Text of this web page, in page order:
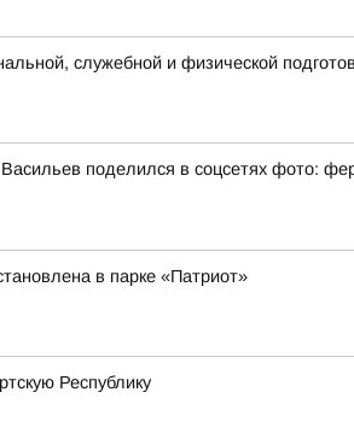
служебной и физической
поделился в соцсетях фото:
в парке «Патриот»
Республику